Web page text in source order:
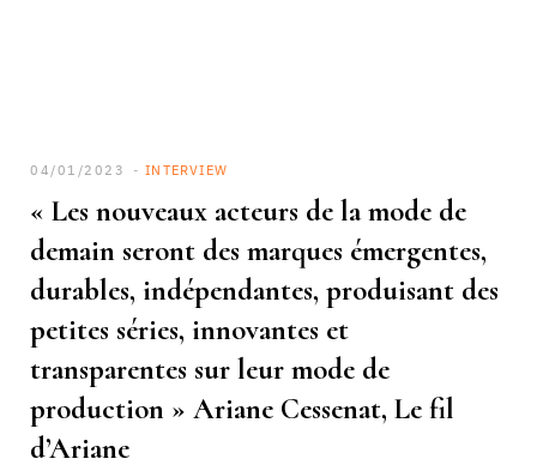
04/01/2023 INTERVIEW
« Les nouveaux acteurs de la mode de
demain seront des marques émergentes,
durables, indépendantes, produisant des
petites séries, innovantes et
transparentes sur leur mode de
production » Ariane Cessenat, Le fil
d’Ariane